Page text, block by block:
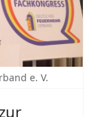
e. V.